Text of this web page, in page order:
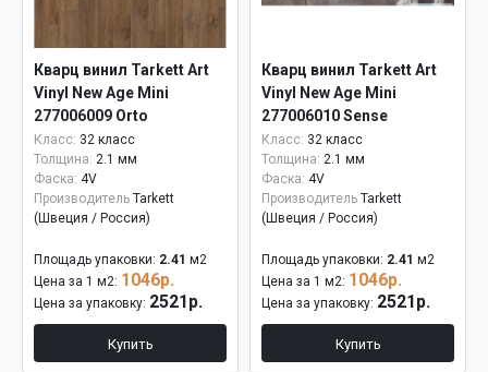
Кварц винил Tarkett Art
Vinyl New Age Mini
277006009 Orto
Класс: 32 класс
Толщина: 2.1 мм
Фаска: 4V
Производитель Tarkett
(Швеция / Россия)
Площадь упаковки: 2.41 м2
Цена за 1 м2: 1046р.
Цена за упаковку: 2521р.
Купить
Кварц винил Tarkett Art
Vinyl New Age Mini
277006010 Sense
Класс: 32 класс
Толщина: 2.1 мм
Фаска: 4V
Производитель Tarkett
(Швеция / Россия)
Площадь упаковки: 2.41 м2
Цена за 1 м2: 1046р.
Цена за упаковку: 2521р.
Купить